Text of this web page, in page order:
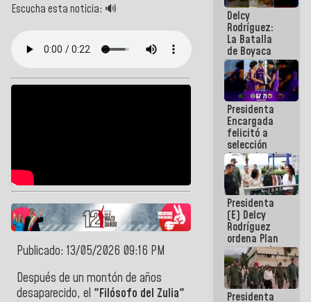
Escucha esta noticia: 🔊
Publicado: 13/05/2026 09:16 PM
Después de un montón de años
desaparecido, el "Filósofo del Zulia"
Delcy
Rodríguez:
La Batalla
de Boyaca
representa
un capítulo
decisivo en
la gesta
emancipadora
de nuestra
América
Presidenta
Encargada
felicitó a
selección
femenina de
baloncesto
por su
clasificación
a la
AmeriCup
2027
Presidenta
(E) Delcy
Rodríguez
ordena Plan
maestro de
desarrollo
logístico y
turístico
para La
Presidenta